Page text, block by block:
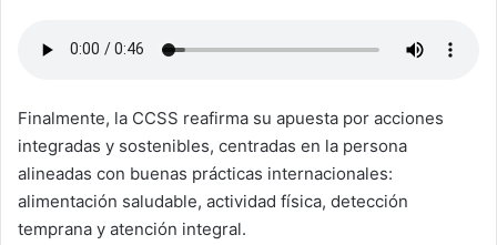
Finalmente, la CCSS reafirma su apuesta por acciones
integradas y sostenibles, centradas en la persona
alineadas con buenas prácticas internacionales:
alimentación saludable, actividad física, detección
temprana y atención integral.